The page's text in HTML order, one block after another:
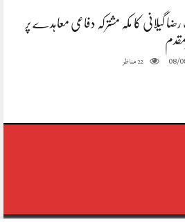
گیلانی کا مکہ مشترکہ دفاعی معاہدے پر
08/
22مناظر